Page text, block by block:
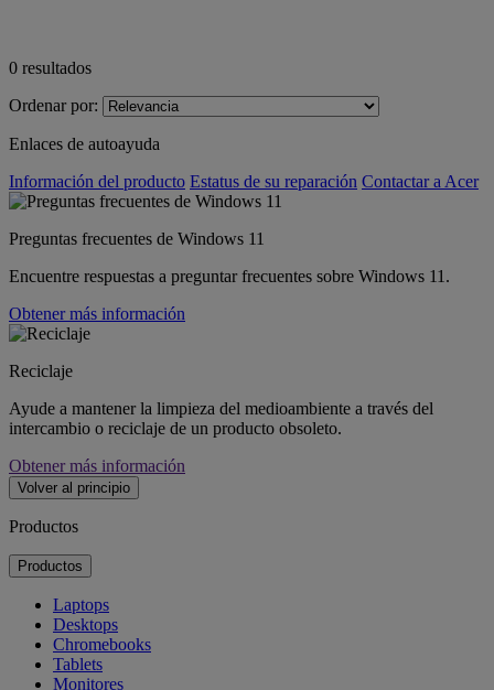
0 resultados
Ordenar por:
Enlaces de autoayuda
Información del producto Estatus de su reparación Contactar a Acer
Preguntas frecuentes de Windows 11
Encuentre respuestas a preguntar frecuentes sobre Windows 11.
Obtener más información
Reciclaje
Ayude a mantener la limpieza del medioambiente a través del
intercambio o reciclaje de un producto obsoleto.
Obtener más información
Volver al principio
Productos
Productos
Laptops
Desktops
Chromebooks
Tablets
Monitores